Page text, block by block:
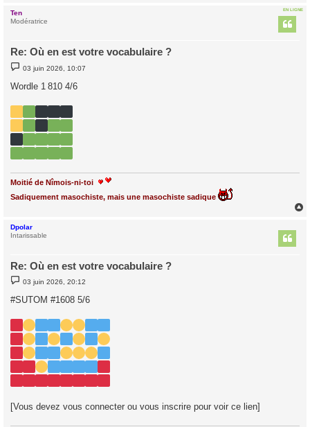
EN LIGNE
Ten
Modératrice
Re: Où en est votre vocabulaire ?
M
e
s
g
03 juin 2026, 10:07
Wordle 1 810 4/6
Moitié de Nîmois-ni-toi
Sadiquement masochiste, mais une masochiste sadique
Dpolar
Intarissable
Re: Où en est votre vocabulaire ?
M
e
s
s
g
e
03 juin 2026, 20:12
#SUTOM #1608 5/6
[Vous devez vous connecter ou vous inscrire pour voir ce lien]